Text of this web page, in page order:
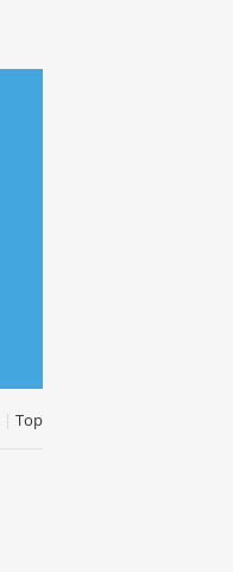
| Top